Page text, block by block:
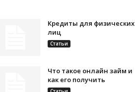
Кредиты для физических
лиц
Статьи
Что такое онлайн займ и
как его получить